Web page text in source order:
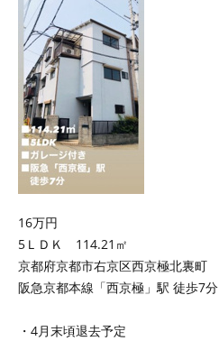
16万円
5ＬＤＫ 114.21㎡
京都府京都市右京区西京極北裏町
阪急京都本線「西京極」駅 徒歩7分
・4月末頃退去予定